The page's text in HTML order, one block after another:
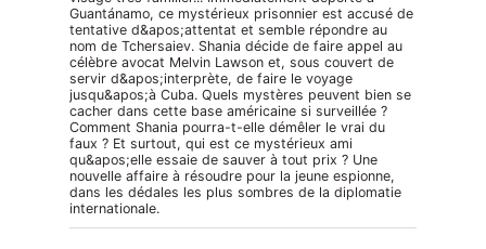
Guantánamo, ce mystérieux prisonnier est accusé de
tentative d&apos;attentat et semble répondre au
nom de Tchersaiev. Shania décide de faire appel au
célèbre avocat Melvin Lawson et, sous couvert de
servir d&apos;interprète, de faire le voyage
jusqu&apos;à Cuba. Quels mystères peuvent bien se
cacher dans cette base américaine si surveillée ?
Comment Shania pourra-t-elle démêler le vrai du
faux ? Et surtout, qui est ce mystérieux ami
qu&apos;elle essaie de sauver à tout prix ? Une
nouvelle affaire à résoudre pour la jeune espionne,
dans les dédales les plus sombres de la diplomatie
internationale.